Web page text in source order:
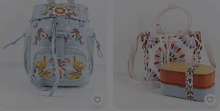
Farm Etc - Bolsa Pipoquinha